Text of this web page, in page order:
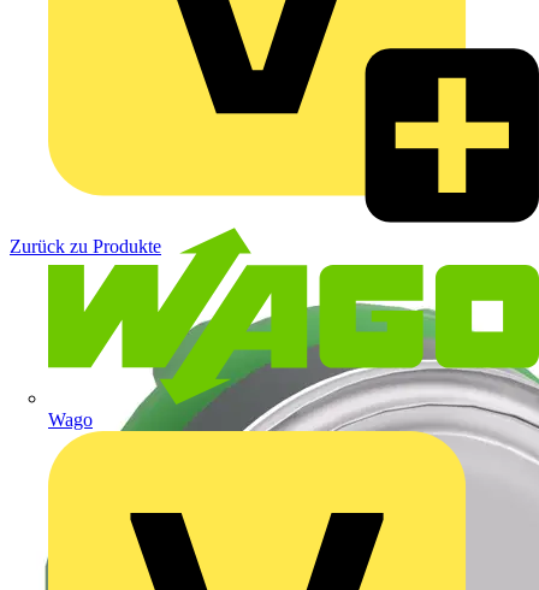
Wago
Zurück zu Produkte